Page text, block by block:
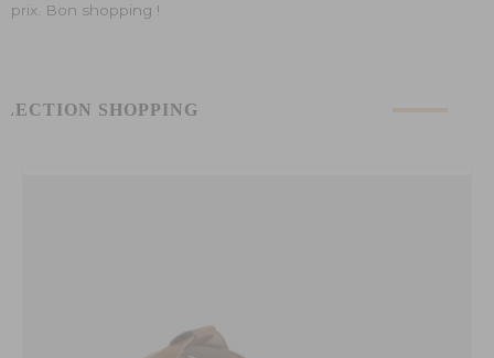
prix. Bon shopping !
SHOPPING